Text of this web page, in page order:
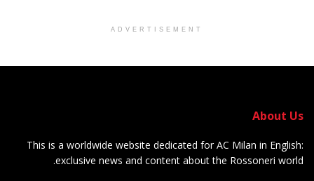
ADVERTISEMENT
About Us
This is a worldwide website dedicated for AC Milan in English:
exclusive news and content about the Rossoneri world.